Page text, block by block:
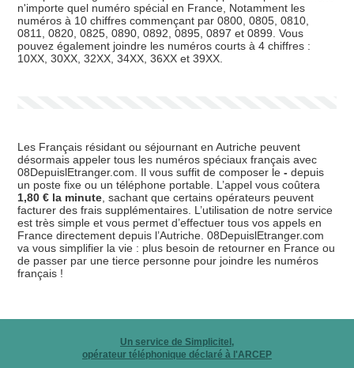
n'importe quel numéro spécial en France, Notamment les
numéros à 10 chiffres commençant par 0800, 0805, 0810,
0811, 0820, 0825, 0890, 0892, 0895, 0897 et 0899. Vous
pouvez également joindre les numéros courts à 4 chiffres :
10XX, 30XX, 32XX, 34XX, 36XX et 39XX.
Les Français résidant ou séjournant en Autriche peuvent
désormais appeler tous les numéros spéciaux français avec
08DepuislEtranger.com. Il vous suffit de composer le- depuis
un poste fixe ou un téléphone portable. L’appel vous coûtera
1,80 € la minute , sachant que certains opérateurs peuvent
facturer des frais supplémentaires. L’utilisation de notre service
est très simple et vous permet d’effectuer tous vos appels en
France directement depuis l’Autriche. 08DepuislEtranger.com
va vous simplifier la vie : plus besoin de retourner en France ou
de passer par une tierce personne pour joindre les numéros
français !
Un service de Simplicitel,
opérateur téléphonique déclaré à l'ARCEP